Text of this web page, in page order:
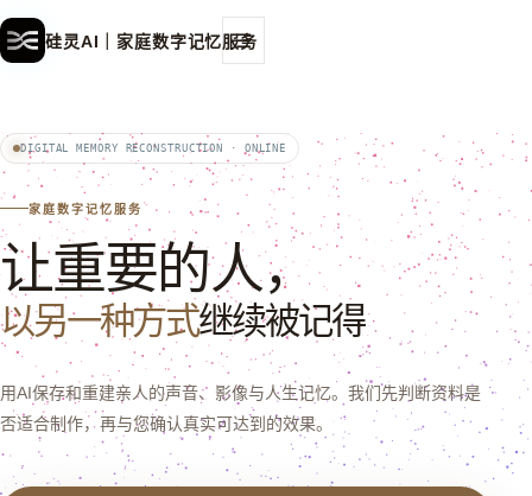
硅灵AI｜家庭数字记忆服务
☰
DIGITAL MEMORY RECONSTRUCTION · ONLINE
家庭数字记忆服务
让重要的人，
以另一种方式继续被记得
用AI保存和重建亲人的声音、影像与人生记忆。我们先判断资料是
否适合制作，再与您确认真实可达到的效果。